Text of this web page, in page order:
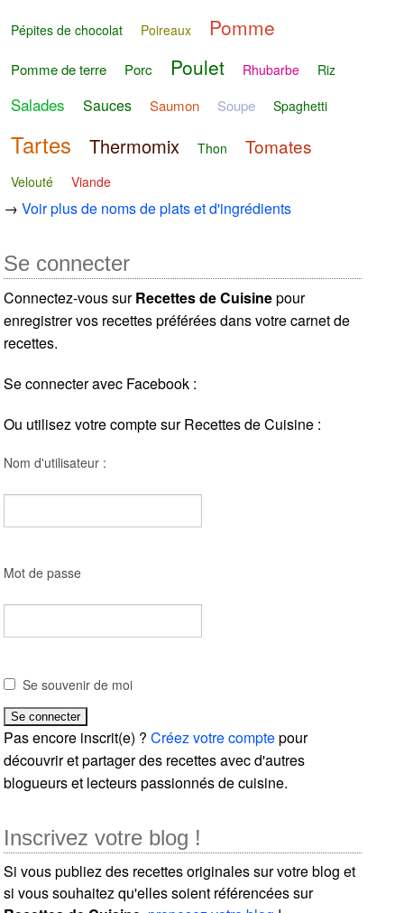
Pépites de chocolat Poireaux Pomme
Pomme de terre Porc Poulet Rhubarbe Riz
Salades Sauces Saumon Soupe Spaghetti
Tartes Thermomix Thon Tomates
Velouté Viande
→Voir plus de noms de plats et d'ingrédients
Se connecter
Connectez-vous surRecettes de Cuisinepour
enregistrer vos recettes préférées dans votre carnet de
recettes.
Se connecter avec Facebook :
Ou utilisez votre compte sur Recettes de Cuisine :
Nom d'utilisateur :
Mot de passe
Se souvenir de moi
Pas encore inscrit(e) ?Créez votre comptepour
découvrir et partager des recettes avec d'autres
blogueurs et lecteurs passionnés de cuisine.
Inscrivez votre blog !
Si vous publiez des recettes originales sur votre blog et
si vous souhaitez qu'elles soient référencées sur